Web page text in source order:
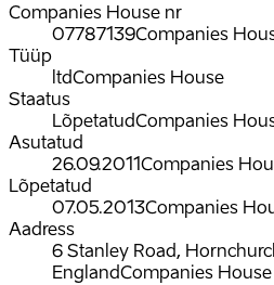
Companies House nr
07787139Companies
Tüüp
ltdCompanies House
Staatus
LõpetatudCompanies
Asutatud
26.09.2011Companies
Lõpetatud
07.05.2013Companies
Aadress
6 Stanley Road,
EnglandCompanies House